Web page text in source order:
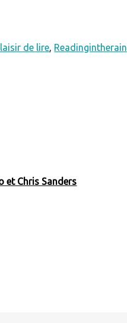
de lire, Readingintherain
et Chris Sanders